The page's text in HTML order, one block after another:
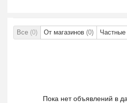
Все (0) От магазинов (0) Частные
Пока нет объявлений в